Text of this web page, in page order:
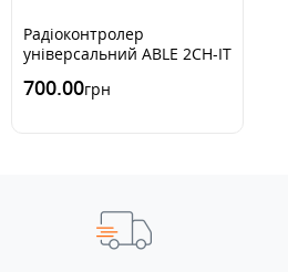
Радіоконтролер
універсальний ABLE 2CH-IT
700.00грн